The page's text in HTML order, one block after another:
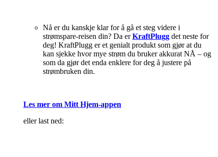
Nå er du kanskje klar for å gå et steg videre i
strømspare-reisen din? Da erKraftPlugg det neste for
deg! KraftPlugg er et genialt produkt som gjør at du
kan sjekke hvor mye strøm du bruker akkurat NÅ – og
som da gjør det enda enklere for deg å justere på
strømbruken din.
Les mer om Mitt Hjem-appen
eller last ned: